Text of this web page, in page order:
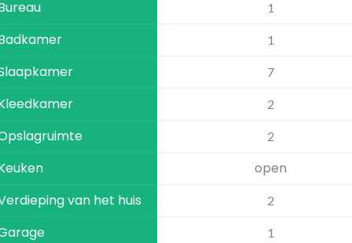
1
1
7
2
2
open
van het huis
2
1